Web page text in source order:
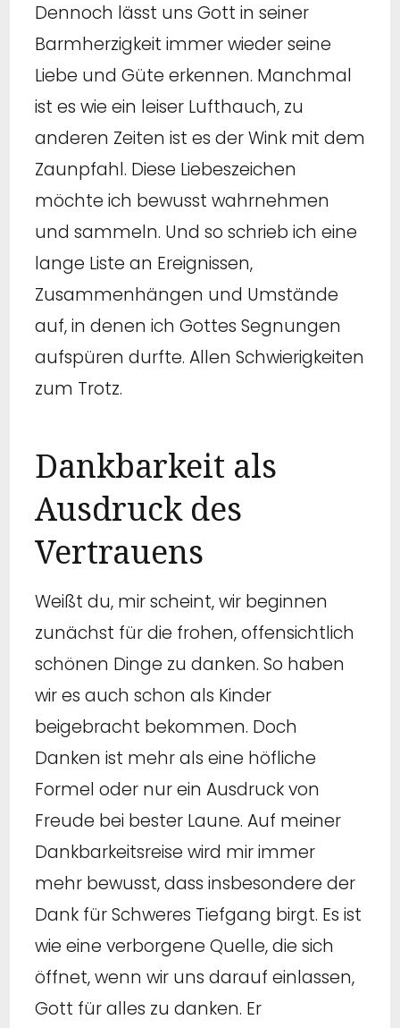
Dennoch lässt uns Gott in seiner
Barmherzigkeit immer wieder seine
Liebe und Güte erkennen. Manchmal
ist es wie ein leiser Lufthauch, zu
anderen Zeiten ist es der Wink mit dem
Zaunpfahl. Diese Liebeszeichen
möchte ich bewusst wahrnehmen
und sammeln. Und so schrieb ich eine
lange Liste an Ereignissen,
Zusammenhängen und Umstände
auf, in denen ich Gottes Segnungen
aufspüren durfte. Allen Schwierigkeiten
zum Trotz.
Dankbarkeit als
Ausdruck des
Vertrauens
Weißt du, mir scheint, wir beginnen
zunächst für die frohen, offensichtlich
schönen Dinge zu danken. So haben
wir es auch schon als Kinder
beigebracht bekommen. Doch
Danken ist mehr als eine höfliche
Formel oder nur ein Ausdruck von
Freude bei bester Laune. Auf meiner
Dankbarkeitsreise wird mir immer
mehr bewusst, dass insbesondere der
Dank für Schweres Tiefgang birgt. Es ist
wie eine verborgene Quelle, die sich
öffnet, wenn wir uns darauf einlassen,
Gott für alles zu danken. Er